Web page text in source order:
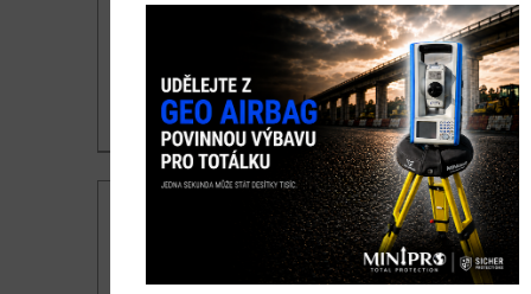
531,10
cena bez DPH
DETAIL
642,63
cena vč. DPH
Nedostupné